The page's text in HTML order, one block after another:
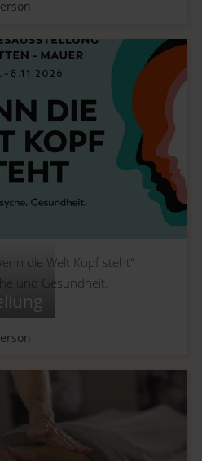
die Welt Kopf steht“
und Gesundheit.